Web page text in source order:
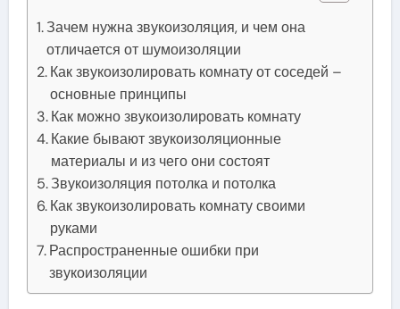
Зачем нужна звукоизоляция, и чем она
отличается от шумоизоляции
Как звукоизолировать комнату от соседей –
основные принципы
Как можно звукоизолировать комнату
Какие бывают звукоизоляционные
материалы и из чего они состоят
Звукоизоляция потолка и потолка
Как звукоизолировать комнату своими
руками
Распространенные ошибки при
звукоизоляции